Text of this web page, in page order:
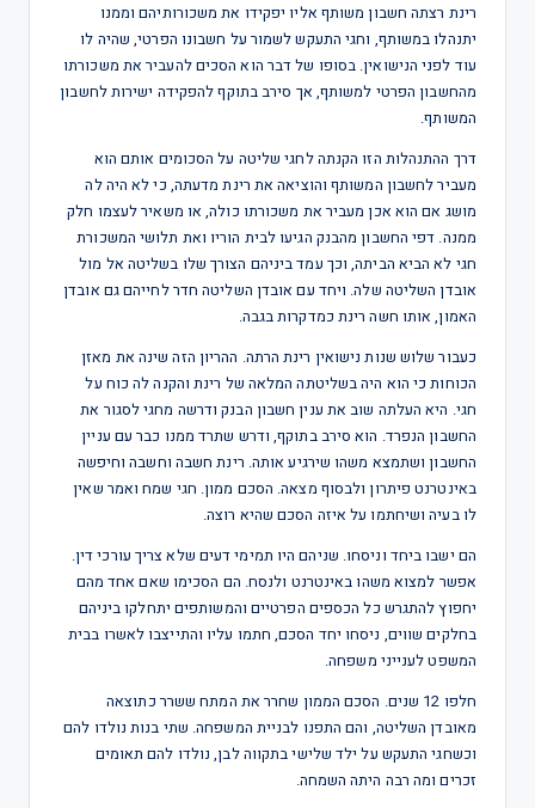
רינת רצתה חשבון משותף אליו יפקידו את משכורותיהם וממנו
יתנהלו במשותף, וחגי התעקש לשמור על חשבונו הפרטי, שהיה לו
עוד לפני הנישואין. בסופו של דבר הוא הסכים להעביר את משכורתו
מהחשבון הפרטי למשותף, אך סירב בתוקף להפקידה ישירות לחשבון
המשותף.
דרך ההתנהלות הזו הקנתה לחגי שליטה על הסכומים אותם הוא
מעביר לחשבון המשותף והוציאה את רינת מדעתה, כי לא היה לה
מושג אם הוא אכן מעביר את משכורתו כולה, או משאיר לעצמו חלק
ממנה. דפי החשבון מהבנק הגיעו לבית הוריו ואת תלושי המשכורת
חגי לא הביא הביתה, וכך עמד ביניהם הצורך שלו בשליטה אל מול
אובדן השליטה שלה. ויחד עם אובדן השליטה חדר לחייהם גם אובדן
האמון, אותו חשה רינת כמדקרות בגבה.
כעבור שלוש שנות נישואין רינת הרתה. ההריון הזה שינה את מאזן
הכוחות כי הוא היה בשליטתה המלאה של רינת והקנה לה כוח על
חגי. היא העלתה שוב את ענין חשבון הבנק ודרשה מחגי לסגור את
החשבון הנפרד. הוא סירב בתוקף, ודרש שתרד ממנו כבר עם עניין
החשבון ושתמצא משהו שירגיע אותה. רינת חשבה וחשבה וחיפשה
באינטרנט פיתרון ולבסוף מצאה. הסכם ממון. חגי שמח ואמר שאין
לו בעיה ושיחתמו על איזה הסכם שהיא רוצה.
הם ישבו ביחד וניסחו. שניהם היו תמימי דעים שלא צריך עורכי דין.
אפשר למצוא משהו באינטרנט ולנסח. הם הסכימו שאם אחד מהם
יחפוץ להתגרש כל הכספים הפרטיים והמשותפים יתחלקו ביניהם
בחלקים שווים, ניסחו יחד הסכם, חתמו עליו והתייצבו לאשרו בבית
המשפט לענייני משפחה.
חלפו 12 שנים. הסכם הממון שחרר את המתח ששרר כתוצאה
מאובדן השליטה, והם התפנו לבניית המשפחה. שתי בנות נולדו להם
וכשחגי התעקש על ילד שלישי בתקווה לבן, נולדו להם תאומים
זכרים ומה רבה היתה השמחה.